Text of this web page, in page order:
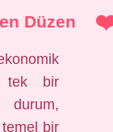
Düzen
tek bir
durum,
temel bir